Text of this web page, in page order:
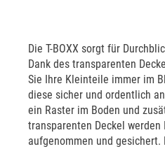
Die T-BOXX sorgt für
Dank des transparenten
Sie Ihre Kleinteile immer im
diese sicher und ordentlich
ein Raster im Boden und
transparenten Deckel
aufgenommen und gesichert.